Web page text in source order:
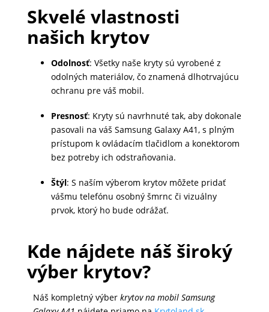
Skvelé vlastnosti
našich krytov
Odolnosť: Všetky naše kryty sú vyrobené z
odolných materiálov, čo znamená dlhotrvajúcu
ochranu pre váš mobil.
Presnosť: Kryty sú navrhnuté tak, aby dokonale
pasovali na váš Samsung Galaxy A41, s plným
prístupom k ovládacím tlačidlom a konektorom
bez potreby ich odstraňovania.
Štýl: S naším výberom krytov môžete pridať
vášmu telefónu osobný šmrnc či vizuálny
prvok, ktorý ho bude odrážať.
Kde nájdete náš široký
výber krytov?
Náš kompletný výber krytov na mobil Samsung